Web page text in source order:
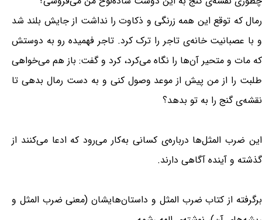
رمال که توقع این همه زرنگی و ذکاوت را نداشت از جایش بلند شد
و با عصبانیت خانه‌ی تاجر را ترک کرد. تاجر فهمیده رو به دوستش
که مات و متحیر آن‌ها را نگاه می‌کرد، کرد و گفت: باز هم می‌خواهی
طلبت را از من پیش از موعد وصول کنی و به دست رمال بدهی تا
نقشه‌ی گنج را به تو بدهد؟
این ضرب المثل‌ها درباره‌ی کسانی به‌کار می‌رود که ادعا می‌کنند از
گذشته و آینده آگاهی دارند.
برگرفته از کتاب ضرب المثل و داستان‌هایشان (معنی ضرب المثل و